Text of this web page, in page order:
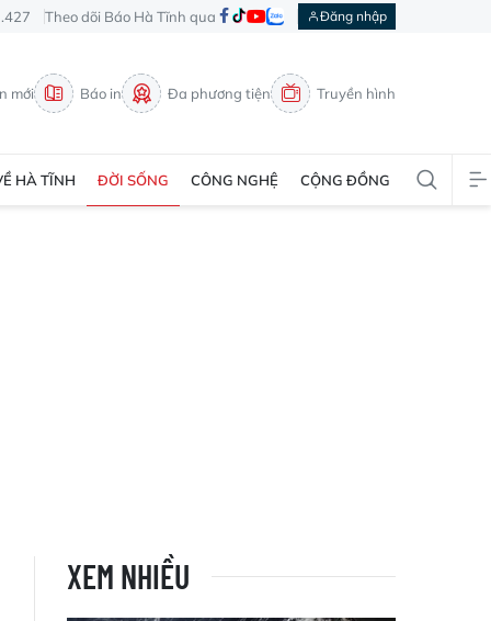
Theo dõi Báo Hà Tĩnh qua Đăng nhập
mới Báo in Đa phương tiện Truyền hình
HÀ TĨNH ĐỜI SỐNG CÔNG NGHỆ CỘNG ĐỒNG
XEM NHIỀU